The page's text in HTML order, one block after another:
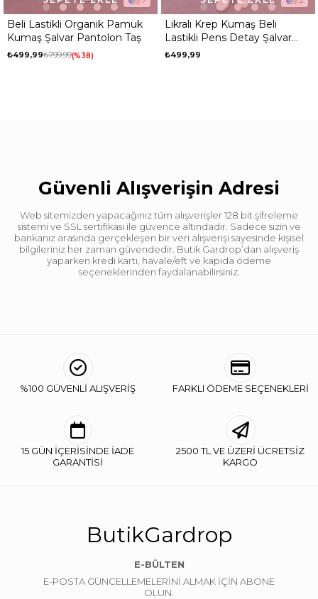
Beli Lastikli Organik Pamuk
Kumaş Şalvar Pantolon Taş
₺499,99₺799,99 %38
Likralı Krep Kumaş Beli
Lastikli Pens Detay Şalvar
Pantolon Taş
₺499,99
Güvenli Alışverişin Adresi
Web sitemizden yapacağınız tüm alışverişler 128 bit şifreleme
sistemi ve SSL sertifikası ile güvence altındadır. Sadece sizin ve
bankanız arasında gerçekleşen bir veri alışverişi sayesinde kişisel
bilgileriniz her zaman güvendedir. Butik Gardrop’dan alışveriş
yaparken kredi kartı, havale/eft ve kapıda ödeme
seçeneklerinden faydalanabilirsiniz.
%100 GÜVENLİ ALIŞVERİŞ FARKLI ÖDEME SEÇENEKLERİ
15 GÜN İÇERİSİNDE İADE
GARANTİSİ
2500 TL VE ÜZERİ ÜCRETSİZ
KARGO
ButikGardrop
E-BÜLTEN
E-POSTA GÜNCELLEMELERİNİ ALMAK İÇİN ABONE
OLUN.